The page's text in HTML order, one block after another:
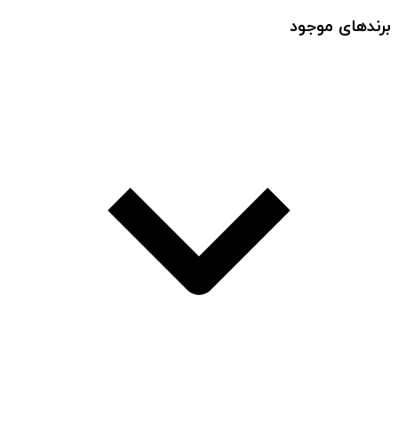
برندهای موجود